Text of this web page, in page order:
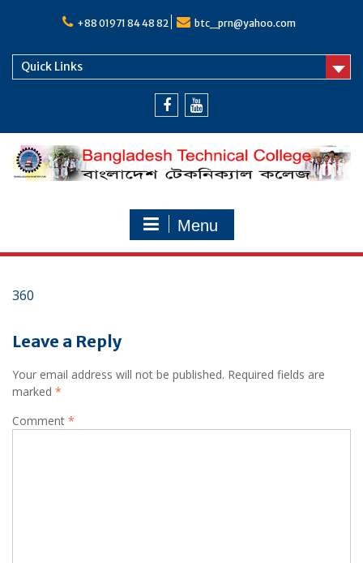
+88 01971 84 48 82 btc_prn@yahoo.com
Quick Links
Menu
360
Leave a Reply
Your email address will not be published. Required fields are
marked *
Comment *